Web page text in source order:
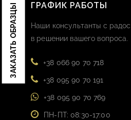
ЗАКАЗАТЬ ОБРАЗЦЫ ГРАФИК РАБОТЫ
Наши консультанты с
в решении вашего вопроса.
+38 066 90 70 718
+38 095 90 70 191
+38 095 90 70 769
ПН-ПТ: 08:30-17:00